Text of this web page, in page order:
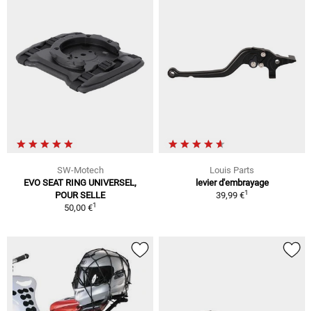
SW-Motech
EVO SEAT RING UNIVERSEL,
POUR SELLE
50,00 €1
Louis Parts
levier d'embrayage
39,99 €1